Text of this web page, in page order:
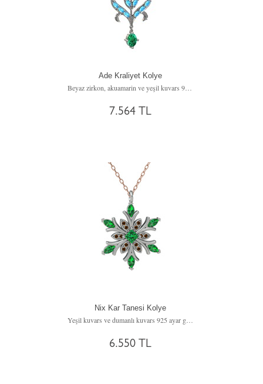
Ade Kraliyet Kolye
Beyaz zirkon, akuamarin ve yeşil kuvars 925 ayar gümüş kolye (40 cm gümüş rolo zincir)
7.564 TL
Nix Kar Tanesi Kolye
Yeşil kuvars ve dumanlı kuvars 925 ayar gümüş kolye (40 cm gümüş rolo zincir)
6.550 TL